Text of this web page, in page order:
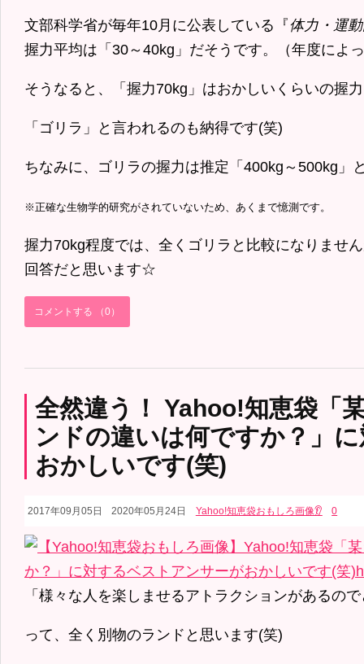
文部科学省が毎年10月に公表している『体力・運
握力平均は「30～40kg」だそうです。（年度によ
そうなると、「握力70kg」はおかしいくらいの握
「ゴリラ」と言われるのも納得です(笑)
ちなみに、ゴリラの握力は推定「400kg～500kg」
※正確な生物学的研究がされていないため、あくまで憶測です。
握力70kg程度では、全くゴリラと比較になりませ
回答だと思います☆
コメントする （0）
全然違う！ Yahoo!知恵袋「
ンドの違いは何ですか？」
おかしいです(笑)
2017年09月05日 2020年05月24日 Yahoo!知恵袋おもしろ画像👂 0
「様々な人を楽しませるアトラクションがあるの
って、全く別物のランドと思います(笑)